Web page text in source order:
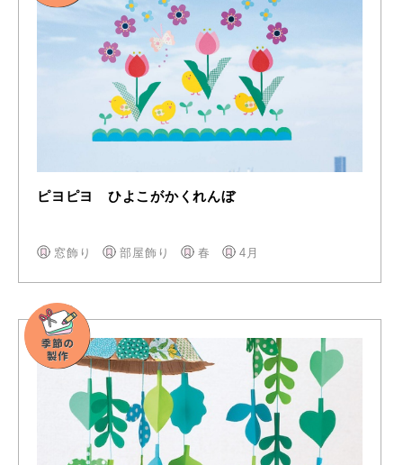
ピヨピヨ ひよこがかくれんぼ
窓飾り 部屋飾り 春 4月